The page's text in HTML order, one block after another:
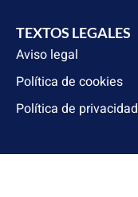
TEXTOS LEGALES
Aviso legal
Política de cookies
Política de privacidad